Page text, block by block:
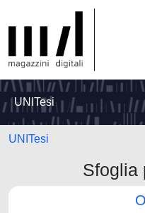
UNITesi
UNITesi
Sfoglia